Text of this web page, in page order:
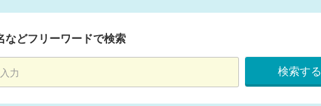
どフリーワードで検索
検索する